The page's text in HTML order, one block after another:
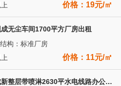
价格：19元/㎡
无尘车间1700平方厂房出租
构：标准厂房
价格：11元/㎡
谢岗楼上九成新整层带喷淋2630平水电线路办公出租